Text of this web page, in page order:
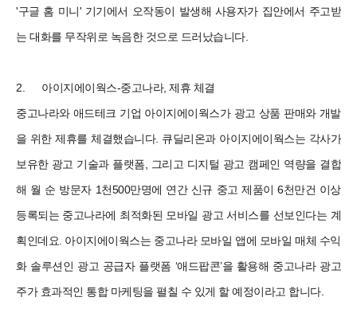
'구글 홈 미니' 기기에서 오작동이 발생해 사용자가 집안에서 주고받
는 대화를 무작위로 녹음한 것으로 드러났습니다.
2.
아이지에이웍스-중고나라, 제휴 체결
중고나라와 애드테크 기업 아이지에이웍스가 광고 상품 판매와 개발
을 위한 제휴를 체결했습니다. 큐딜리온과 아이지에이웍스는 각사가
보유한 광고 기술과 플랫폼, 그리고 디지털 광고 캠페인 역량을 결합
해 월 순 방문자 1천500만명에 연간 신규 중고 제품이 6천만건 이상
등록되는 중고나라에 최적화된 모바일 광고 서비스를 선보인다는 계
획인데요. 아이지에이웍스는 중고나라 모바일 앱에 모바일 매체 수익
화 솔루션인 광고 공급자 플랫폼 ‘애드팝콘’을 활용해 중고나라 광고
주가 효과적인 통합 마케팅을 펼칠 수 있게 할 예정이라고 합니다.